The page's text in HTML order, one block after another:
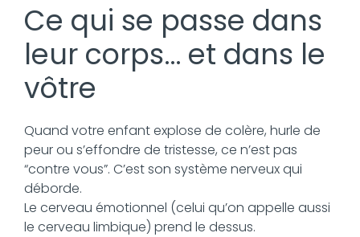
Ce qui se passe dans
leur corps… et dans le
vôtre
Quand votre enfant explose de colère, hurle de
peur ou s’effondre de tristesse, ce n’est pas
“contre vous”. C’est son système nerveux qui
déborde.
Le cerveau émotionnel (celui qu’on appelle aussi
le cerveau limbique) prend le dessus.